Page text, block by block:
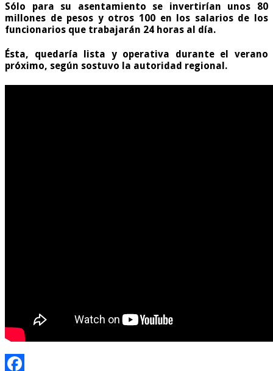
Sólo para su asentamiento se invertirían unos 80
millones de pesos y otros 100 en los salarios de los
funcionarios que trabajarán 24 horas al día.
Ésta, quedaría lista y operativa durante el verano
próximo, según sostuvo la autoridad regional.